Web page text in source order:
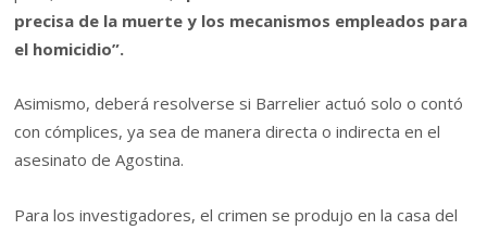
precisa de la muerte y los mecanismos empleados para
el homicidio”.
Asimismo, deberá resolverse si Barrelier actuó solo o contó
con cómplices, ya sea de manera directa o indirecta en el
asesinato de Agostina.
Para los investigadores, el crimen se produjo en la casa del